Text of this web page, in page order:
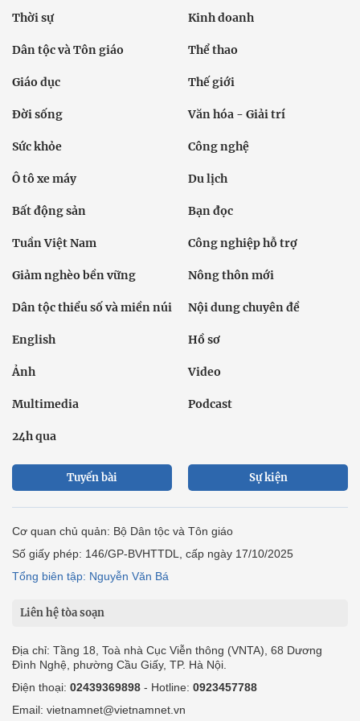
Thời sự Kinh doanh
Dân tộc và Tôn giáo Thể thao
Giáo dục Thế giới
Đời sống Văn hóa - Giải trí
Sức khỏe Công nghệ
Ô tô xe máy Du lịch
Bất động sản Bạn đọc
Tuần Việt Nam Công nghiệp hỗ trợ
Giảm nghèo bền vững Nông thôn mới
Dân tộc thiểu số và miền núi Nội dung chuyên đề
English Hồ sơ
Ảnh Video
Multimedia Podcast
24h qua
Tuyến bài Sự kiện
Cơ quan chủ quản: Bộ Dân tộc và Tôn giáo
Số giấy phép: 146/GP-BVHTTDL, cấp ngày 17/10/2025
Tổng biên tập: Nguyễn Văn Bá
Liên hệ tòa soạn
Địa chỉ: Tầng 18, Toà nhà Cục Viễn thông (VNTA), 68 Dương
Đình Nghệ, phường Cầu Giấy, TP. Hà Nội.
Điện thoại: 02439369898 - Hotline: 0923457788
Email: vietnamnet@vietnamnet.vn